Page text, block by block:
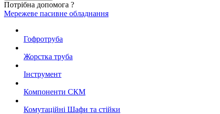
Потрібна допомога ?
Мережеве пасивне обладнання
Гофротруба
Жорстка труба
Інструмент
Компоненти СКМ
Комутаційні Шафи та стійки